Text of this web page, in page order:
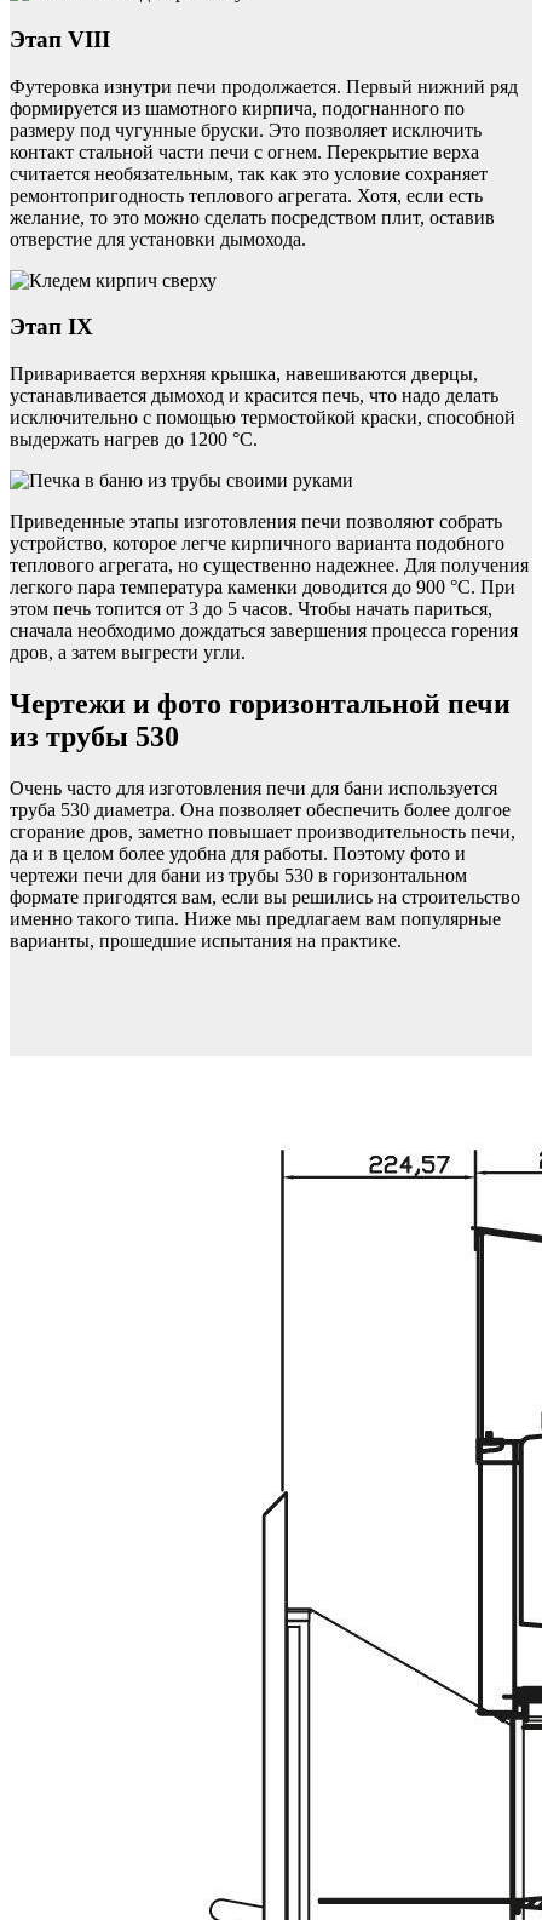
Этап VIII
Футеровка изнутри печи продолжается. Первый нижний ряд
формируется из шамотного кирпича, подогнанного по
размеру под чугунные бруски. Это позволяет исключить
контакт стальной части печи с огнем. Перекрытие верха
считается необязательным, так как это условие сохраняет
ремонтопригодность теплового агрегата. Хотя, если есть
желание, то это можно сделать посредством плит, оставив
отверстие для установки дымохода.
Этап IX
Приваривается верхняя крышка, навешиваются дверцы,
устанавливается дымоход и красится печь, что надо делать
исключительно с помощью термостойкой краски, способной
выдержать нагрев до 1200 °C.
Приведенные этапы изготовления печи позволяют собрать
устройство, которое легче кирпичного варианта подобного
теплового агрегата, но существенно надежнее. Для получения
легкого пара температура каменки доводится до 900 °C. При
этом печь топится от 3 до 5 часов. Чтобы начать париться,
сначала необходимо дождаться завершения процесса горения
дров, а затем выгрести угли.
Чертежи и фото горизонтальной печи
из трубы 530
Очень часто для изготовления печи для бани используется
труба 530 диаметра. Она позволяет обеспечить более долгое
сгорание дров, заметно повышает производительность печи,
да и в целом более удобна для работы. Поэтому фото и
чертежи печи для бани из трубы 530 в горизонтальном
формате пригодятся вам, если вы решились на строительство
именно такого типа. Ниже мы предлагаем вам популярные
варианты, прошедшие испытания на практике.